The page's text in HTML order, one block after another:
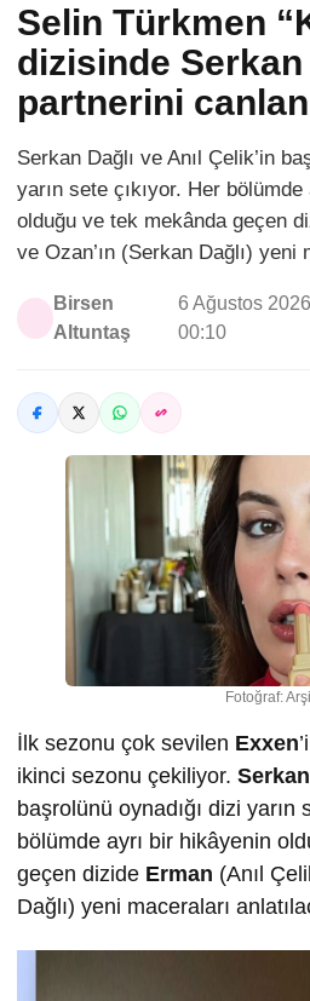
Selin Türkmen
dizisinde Serkan
partnerini
Serkan Dağlı ve Anıl Çelik’in
yarın sete çıkıyor. Her
olduğu ve tek mekânda geçen
ve Ozan’ın (Serkan Dağlı) yeni
Birsen
Altuntaş
6 Ağustos
00:10
Fotoğraf:
İlk sezonu çok sevilen Exxen
ikinci sezonu çekiliyor.
başrolünü oynadığı dizi yarın
bölümde ayrı bir hikâyenin
geçen dizide Erman (Anıl
Dağlı) yeni maceraları